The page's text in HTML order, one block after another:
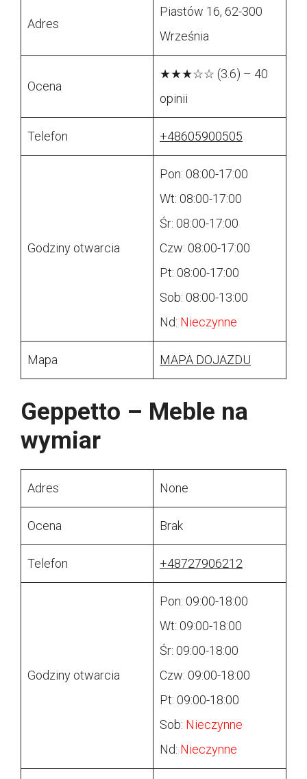
Adres
Piastów 16, 62-300
Września
Ocena
★★★☆☆ (3.6) – 40
opinii
Telefon +48605900505
Godziny otwarcia
Pon: 08:00-17:00
Wt: 08:00-17:00
Śr: 08:00-17:00
Czw: 08:00-17:00
Pt: 08:00-17:00
Sob: 08:00-13:00
Nd: Nieczynne
Mapa MAPA DOJAZDU
Geppetto – Meble na
wymiar
Adres None
Ocena Brak
Telefon +48727906212
Godziny otwarcia
Pon: 09:00-18:00
Wt: 09:00-18:00
Śr: 09:00-18:00
Czw: 09:00-18:00
Pt: 09:00-18:00
Sob: Nieczynne
Nd: Nieczynne